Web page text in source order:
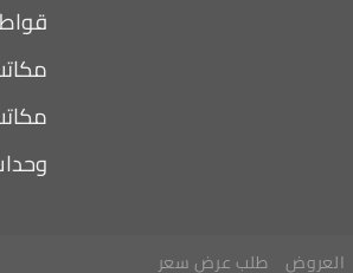
العروض طلب عرض سعر